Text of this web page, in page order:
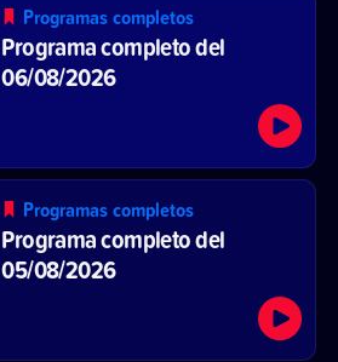
Programas completos
Programa completo del
06/08/2026
Programas completos
Programa completo del
05/08/2026